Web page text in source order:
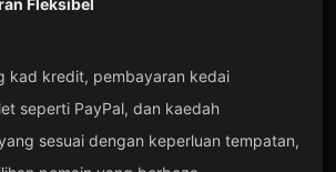
Fleksibel
kad kredit, pembayaran kedai
seperti PayPal, dan kaedah
sesuai dengan keperluan tempatan,